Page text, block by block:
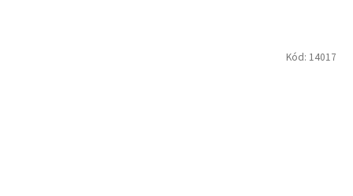
Kód: 14017